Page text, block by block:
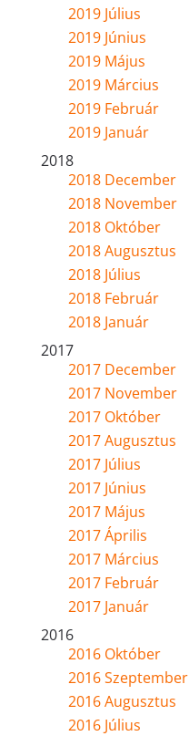
2019 Július
2019 Június
2019 Május
2019 Március
2019 Február
2019 Január
2018
2018 December
2018 November
2018 Október
2018 Augusztus
2018 Július
2018 Február
2018 Január
2017
2017 December
2017 November
2017 Október
2017 Augusztus
2017 Július
2017 Június
2017 Május
2017 Április
2017 Március
2017 Február
2017 Január
2016
2016 Október
2016 Szeptember
2016 Augusztus
2016 Július